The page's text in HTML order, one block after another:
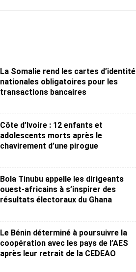
La Somalie rend les cartes d’identité
nationales obligatoires pour les
transactions bancaires
Côte d’Ivoire : 12 enfants et
adolescents morts après le
chavirement d’une pirogue
Bola Tinubu appelle les dirigeants
ouest-africains à s’inspirer des
résultats électoraux du Ghana
Le Bénin déterminé à poursuivre la
coopération avec les pays de l’AES
après leur retrait de la CEDEAO